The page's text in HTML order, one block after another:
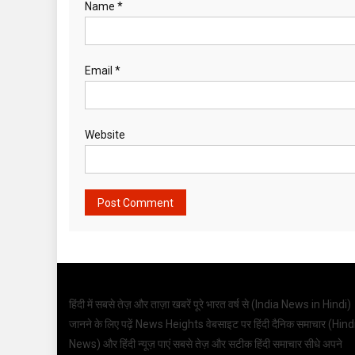
Name *
Email *
Website
हिंदी में सबसे तेज़ और ताज़ा खबरें पूरे भारत वर्ष से ( India News in Hindi)
जानने के लिए पढ़ें News Heights वेबसाइट पर हिंदी दैनिक समाचार (
News) और हिंदी न्यूज़ पाएं सबसे तेज़ और सटीक हिंदी समाचार सीधे अपने